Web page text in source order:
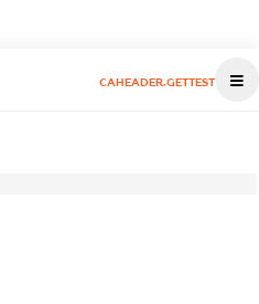
CAHEADER.GETTEST